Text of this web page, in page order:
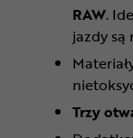
RAW.
jazdy są
Trzy